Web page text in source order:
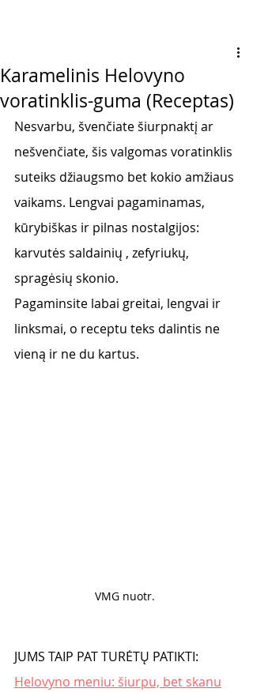
Karamelinis Helovyno
voratinklis-guma (Receptas)
Nesvarbu, švenčiate šiurpnaktį ar
nešvenčiate, šis valgomas voratinklis
suteiks džiaugsmo bet kokio amžiaus
vaikams. Lengvai pagaminamas,
kūrybiškas ir pilnas nostalgijos:
karvutės saldainių , zefyriukų,
spragėsių skonio.
Pagaminsite labai greitai, lengvai ir
linksmai, o receptu teks dalintis ne
vieną ir ne du kartus.
VMG nuotr.
JUMS TAIP PAT TURĖTŲ PATIKTI:
Helovyno meniu: šiurpu, bet skanu